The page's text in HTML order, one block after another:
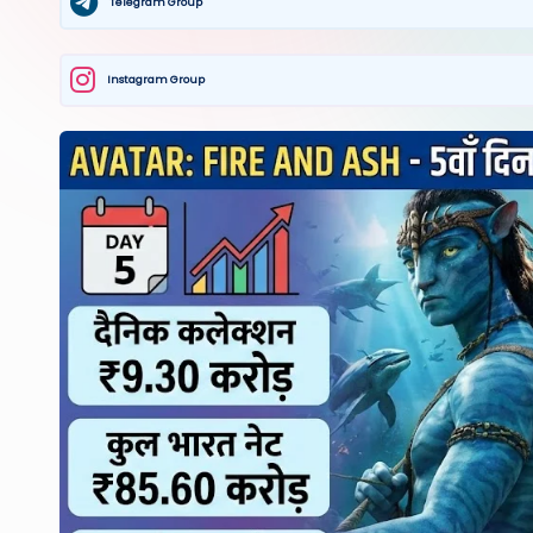
Instagram Group